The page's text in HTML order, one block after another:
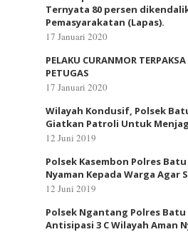
Ternyata 80 persen
Pemasyarakatan (Lapas).
17 Januari 2020
PELAKU CURANMOR
PETUGAS
17 Januari 2020
Wilayah Kondusif, Polsek
Giatkan Patroli Untuk
12 Juni 2019
Polsek Kasembon Polres
Nyaman Kepada Warga Agar
12 Juni 2019
Polsek Ngantang Polres
Antisipasi 3 C Wilayah Aman